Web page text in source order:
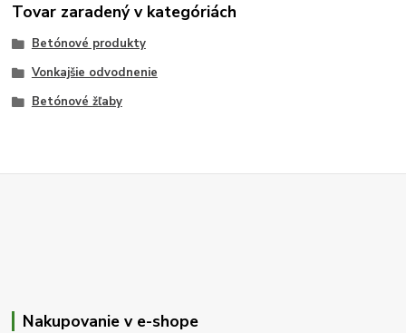
Tovar zaradený v kategóriách
Betónové produkty
Vonkajšie odvodnenie
Betónové žľaby
Nakupovanie v e-shope